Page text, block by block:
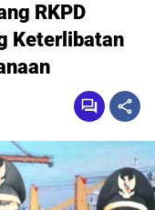
RKPD
Keterlibatan